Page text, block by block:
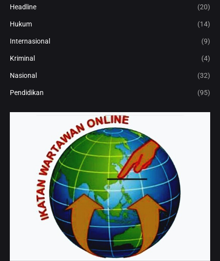
Headline (20)
Hukum (14)
Internasional (9)
Kriminal (4)
Nasional (32)
Pendidikan (95)